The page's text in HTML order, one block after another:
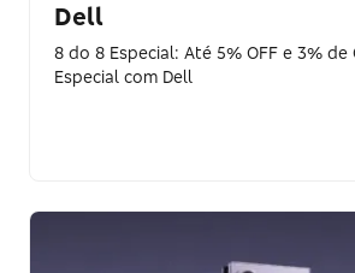
Dell
8 do 8 Especial: Até 5% OFF e 3% de
Especial com Dell